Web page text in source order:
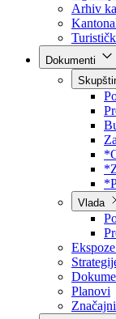
Arhiv
Vlada
Ekspoze
Strategije